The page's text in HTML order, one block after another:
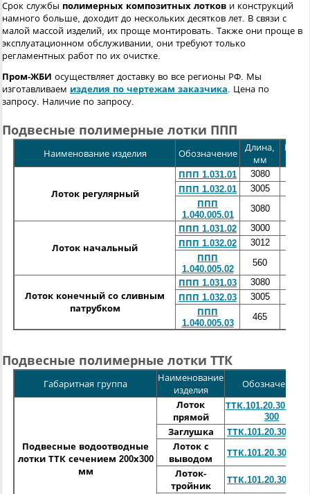
Срок службы полимерных композитных лотков и конструкций
намного больше, доходит до нескольких десятков лет. В связи с
малой массой изделий, их проще монтировать. Также они проще в
эксплуатационном обслуживании, они требуют только
регламентных работ по их очистке.
Пром-ЖБИ осуществляет доставку во все регионы РФ. Мы
изготавливаем изделия по чертежам заказчика. Цена по
запросу. Наличие по запросу.
Подвесные полимерные лотки ППП
Наименование изделия Обозначение
Длина,
мм
Лоток регулярный
ППП 1.031.01 3080
ППП 1.032.01
3005
ППП
1.040.005.01
3080
Лоток начальный
ППП 1.031.02 3000
ППП 1.032.02
3012
ППП
1.040.005.02
560
Лоток конечный со сливным
патрубком
ППП 1.031.03 3080
ППП 1.032.03
3005
ППП
1.040.005.03
465
Подвесные полимерные лотки ТТК
Габаритная группа
Наименование
изделия
Обозначение
Подвесные водоотводные
лотки ТТК сечением 200х300
мм
Лоток
прямой
300
Заглушка
Лоток с
выводом
Лоток-
тройник